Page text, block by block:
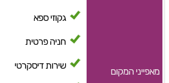
מאפייני המקום
גקוזי ספא
חניה פרטית
שירות דיסקרטי